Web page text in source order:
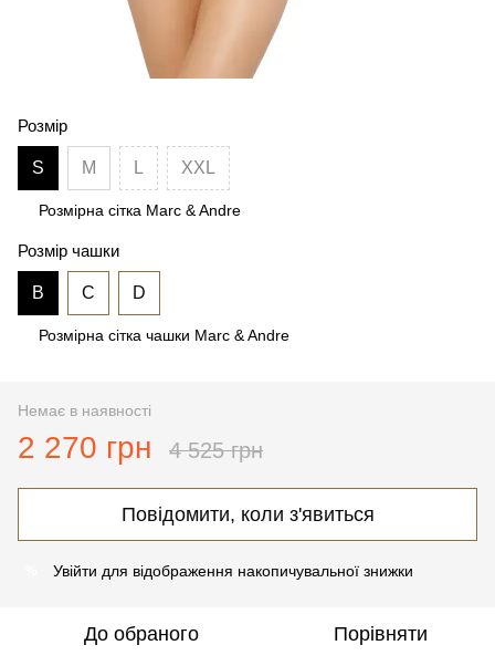
Розмір
S M L XXL
Розмірна сітка Marc & Andre
Розмір чашки
B C D
Розмірна сітка чашки Marc & Andre
Немає в наявності
2 270 грн 4 525 грн
Повідомити, коли з'явиться
Увійти для відображення накопичувальної знижки
До обраного Порівняти